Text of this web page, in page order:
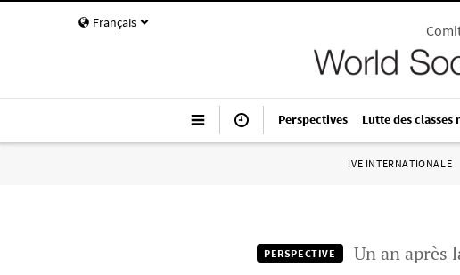
Français
Perspectives Lutte des classes
IVE INTERNATIONALE
PERSPECTIVE Un an après